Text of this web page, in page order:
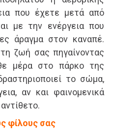
που έχετε μετά από
με την ενέργεια που
άραγμα στον καναπέ.
ζωή σας πηγαίνοντας
μέρα στο πάρκο της
το σώμα,
αν και φαινομενικά
φίλους σας